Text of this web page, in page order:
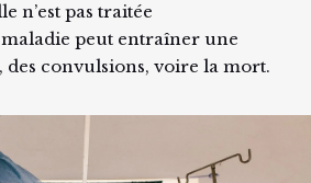
n’est pas traitée
peut entraîner une
des convulsions, voire la mort.